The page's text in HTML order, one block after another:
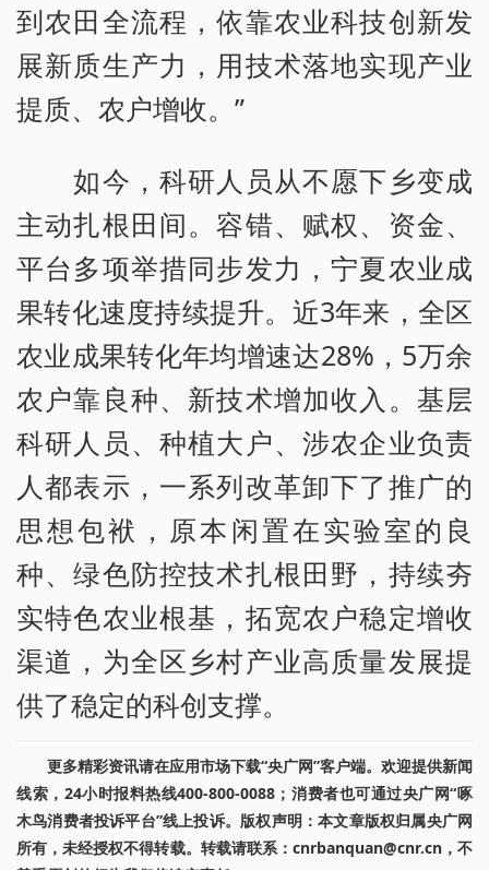
到农田全流程，依靠农业科技创新发
展新质生产力，用技术落地实现产业
提质、农户增收。”
如今，科研人员从不愿下乡变成
主动扎根田间。容错、赋权、资金、
平台多项举措同步发力，宁夏农业成
果转化速度持续提升。近3年来，全区
农业成果转化年均增速达28%，5万余
农户靠良种、新技术增加收入。基层
科研人员、种植大户、涉农企业负责
人都表示，一系列改革卸下了推广的
思想包袱，原本闲置在实验室的良
种、绿色防控技术扎根田野，持续夯
实特色农业根基，拓宽农户稳定增收
渠道，为全区乡村产业高质量发展提
供了稳定的科创支撑。
更多精彩资讯请在应用市场下载“央广网”客户端。欢迎提供新闻
线索，24小时报料热线400-800-0088；消费者也可通过央广网“啄
木鸟消费者投诉平台”线上投诉。版权声明：本文章版权归属央广网
所有，未经授权不得转载。转载请联系：cnrbanquan@cnr.cn，不